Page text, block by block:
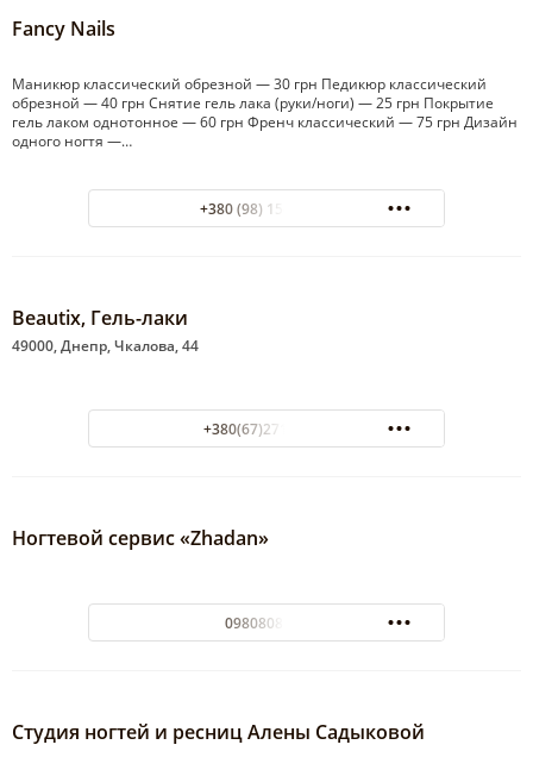
Fancy Nails
Маникюр классический обрезной — 30 грн Педикюр классический
обрезной — 40 грн Снятие гель лака (руки/ноги) — 25 грн Покрытие
гель лаком однотонное — 60 грн Френч классический — 75 грн Дизайн
одного ногтя —…
+380 (98) 154-16-38
Beautix, Гель-лаки
49000, Днепр, Чкалова, 44
+380(67)271-73-59
Ногтевой сервис «Zhadan»
0980808335
Студия ногтей и ресниц Алены Садыковой